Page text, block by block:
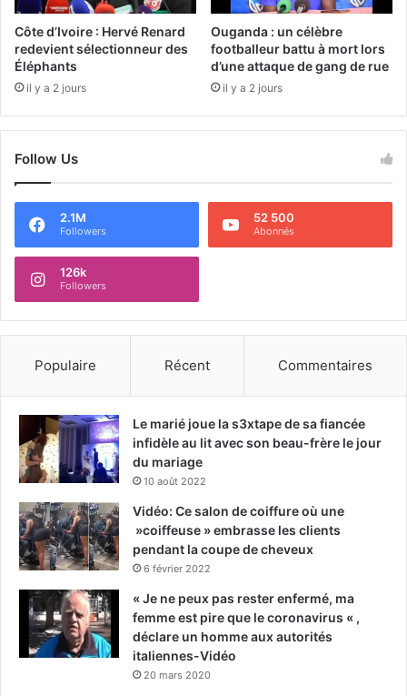
Côte d’Ivoire : Hervé Renard
redevient sélectionneur des
Éléphants
il y a 2 jours
Ouganda : un célèbre
footballeur battu à mort lors
d’une attaque de gang de rue
il y a 2 jours
Follow Us
2.1M
Followers
52 500
Abonnés
126k
Followers
Populaire Récent Commentaires
Le marié joue la s3xtape de sa fiancée
infidèle au lit avec son beau-frère le jour
du mariage
10 août 2022
Vidéo: Ce salon de coiffure où une
»coiffeuse » embrasse les clients
pendant la coupe de cheveux
6 février 2022
« Je ne peux pas rester enfermé, ma
femme est pire que le coronavirus « ,
déclare un homme aux autorités
italiennes-Vidéo
20 mars 2020